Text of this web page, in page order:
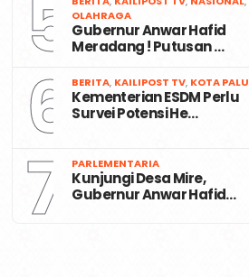
5
OLAHRAGA
Gubernur Anwar Hafid
Meradang ! Putusan …
6 BERITA, KAILIPOST TV, KOTA PALU
Kementerian ESDM Perlu
Survei Potensi He…
7 PARLEMENTARIA
Kunjungi Desa Mire,
Gubernur Anwar Hafid…